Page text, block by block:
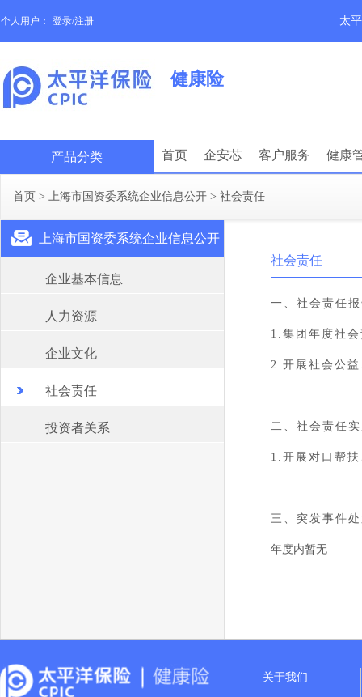
个人用户： 登录/注册 太
健康险
产品分类 首页 企安芯 客户服务 健康
首页 > 上海市国资委系统企业信息公开 > 社会责任
上海市国资委系统企业信息公开
企业基本信息
人力资源
企业文化
社会责任
投资者关系
社会责任
一、社会责任
1. 集团年度社
2. 开展社会公
二、社会责任
1. 开展对口帮
三、突发事件
年度内暂无
关于我们